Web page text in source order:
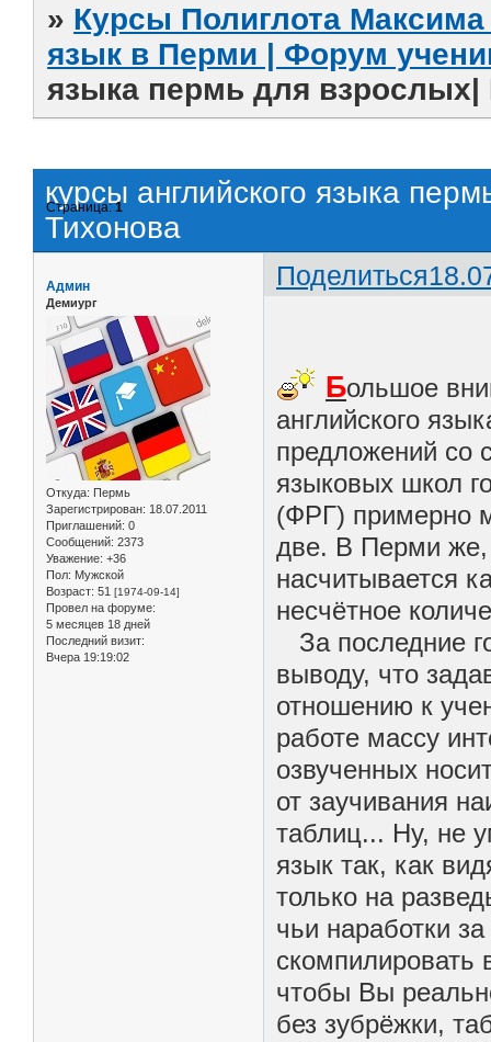
» Курсы Полиглота
язык в Перми | Форум
языка пермь для
курсы английского языка
Тихонова
Страница:1
Поделиться
Админ
Демиург
Откуда: Пермь
Зарегистрирован: 18.07.2011
Приглашений: 0
Сообщений: 2373
Уважение: +36
Пол: Мужской
Возраст: 51 [1974-09-14]
Провел на форуме:
5 месяцев 18 дней
Последний визит:
Вчера 19:19:02
Большое
английского
предложений со
языковых школ
(ФРГ) примерно
две. В Перми же,
насчитывается
несчётное
За последние
выводу, что
отношению к
работе массу
озвученных
от заучивания
таблиц... Ну, не
язык так, как
только на
чьи наработки
скомпилировать
чтобы Вы
без зубрёжки,